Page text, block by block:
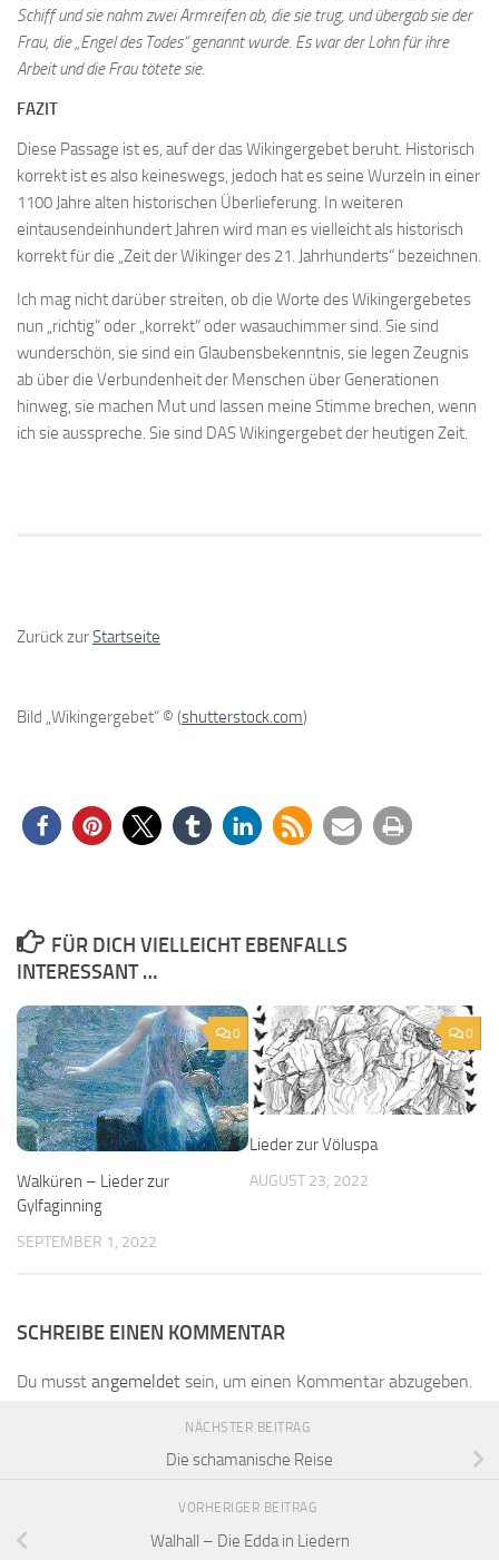
Schiff und sie nahm zwei Armreifen ab, die sie trug, und übergab sie der
Frau, die „Engel des Todes“ genannt wurde. Es war der Lohn für ihre
Arbeit und die Frau tötete sie.
FAZIT
Diese Passage ist es, auf der das Wikingergebet beruht. Historisch
korrekt ist es also keineswegs, jedoch hat es seine Wurzeln in einer
1100 Jahre alten historischen Überlieferung. In weiteren
eintausendeinhundert Jahren wird man es vielleicht als historisch
korrekt für die „Zeit der Wikinger des 21. Jahrhunderts“ bezeichnen.
Ich mag nicht darüber streiten, ob die Worte des Wikingergebetes
nun „richtig“ oder „korrekt“ oder wasauchimmer sind. Sie sind
wunderschön, sie sind ein Glaubensbekenntnis, sie legen Zeugnis
ab über die Verbundenheit der Menschen über Generationen
hinweg, sie machen Mut und lassen meine Stimme brechen, wenn
ich sie ausspreche. Sie sind DAS Wikingergebet der heutigen Zeit.
Zurück zurStartseite
Bild „Wikingergebet“ © (shutterstock.com)
FÜR DICH VIELLEICHT EBENFALLS
INTERESSANT …
0
Walküren – Lieder zur
Gylfaginning
SEPTEMBER 1, 2022
0
Lieder zur Völuspa
AUGUST 23, 2022
SCHREIBE EINEN KOMMENTAR
Du musst angemeldet sein, um einen Kommentar abzugeben.
NÄCHSTER BEITRAG
Die schamanische Reise
VORHERIGER BEITRAG
Walhall – Die Edda in Liedern